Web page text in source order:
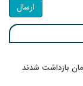
ارسال